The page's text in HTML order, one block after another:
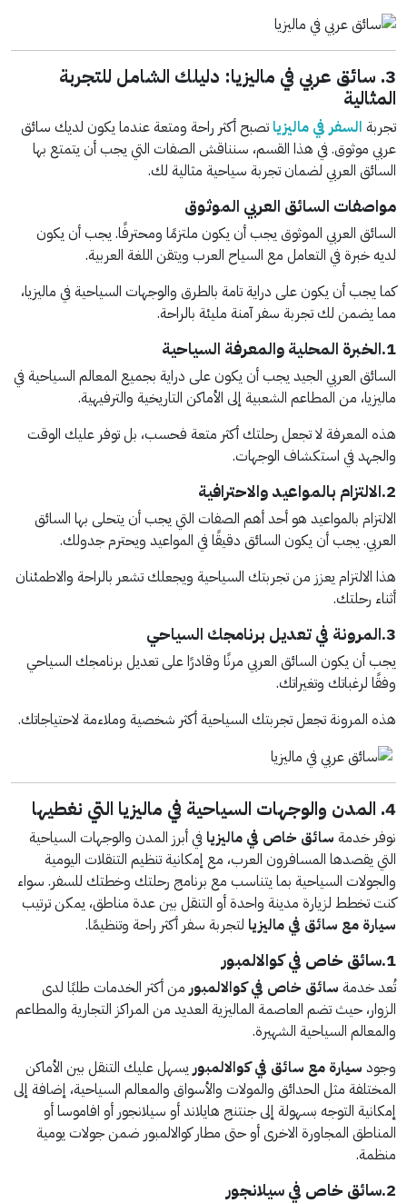
3. سائق عربي في ماليزيا: دليلك الشامل للتجربة
المثالية
تجربة السفر في ماليزيا تصبح أكثر راحة ومتعة عندما يكون لديك سائق
عربي موثوق. في هذا القسم، سنناقش الصفات التي يجب أن يتمتع بها
السائق العربي لضمان تجربة سياحية مثالية لك.
مواصفات السائق العربي الموثوق
السائق العربي الموثوق يجب أن يكون ملتزمًا ومحترفًا. يجب أن يكون
لديه خبرة في التعامل مع السياح العرب ويتقن اللغة العربية.
كما يجب أن يكون على دراية تامة بالطرق والوجهات السياحية في ماليزيا،
مما يضمن لك تجربة سفر آمنة مليئة بالراحة.
1.الخبرة المحلية والمعرفة السياحية
السائق العربي الجيد يجب أن يكون على دراية بجميع المعالم السياحية في
ماليزيا، من المطاعم الشعبية إلى الأماكن التاريخية والترفيهية.
هذه المعرفة لا تجعل رحلتك أكثر متعة فحسب، بل توفر عليك الوقت
والجهد في استكشاف الوجهات.
2.الالتزام بالمواعيد والاحترافية
الالتزام بالمواعيد هو أحد أهم الصفات التي يجب أن يتحلى بها السائق
العربي. يجب أن يكون السائق دقيقًا في المواعيد ويحترم جدولك.
هذا الالتزام يعزز من تجربتك السياحية ويجعلك تشعر بالراحة والاطمئنان
أثناء رحلتك.
3.المرونة في تعديل برنامجك السياحي
يجب أن يكون السائق العربي مرنًا وقادرًا على تعديل برنامجك السياحي
وفقًا لرغباتك وتغيراتك.
هذه المرونة تجعل تجربتك السياحية أكثر شخصية وملاءمة لاحتياجاتك.
4. المدن والوجهات السياحية في ماليزيا التي نغطيها
نوفر خدمة سائق خاص في ماليزيا في أبرز المدن والوجهات السياحية
التي يقصدها المسافرون العرب، مع إمكانية تنظيم التنقلات اليومية
والجولات السياحية بما يتناسب مع برنامج رحلتك وخطتك للسفر. سواء
كنت تخطط لزيارة مدينة واحدة أو التنقل بين عدة مناطق، يمكن ترتيب
سيارة مع سائق في ماليزيا لتجربة سفر أكثر راحة وتنظيمًا.
1.سائق خاص في كوالالمبور
تُعد خدمة سائق خاص في كوالالمبور من أكثر الخدمات طلبًا لدى
الزوار، حيث تضم العاصمة الماليزية العديد من المراكز التجارية والمطاعم
والمعالم السياحية الشهيرة.
وجود سيارة مع سائق في كوالالمبور يسهل عليك التنقل بين الأماكن
المختلفة مثل الحدائق والمولات والأسواق والمعالم السياحية، إضافة إلى
إمكانية التوجه بسهولة إلى جنتنج هايلاند أو سيلانجور أو افاموسا أو
المناطق المجاورة الاخرى أو حتى مطار كوالالمبور ضمن جولات يومية
منظمة.
2.سائق خاص في سيلانجور